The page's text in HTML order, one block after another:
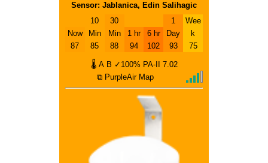
Sensor: Jablanica, Edin Salihagic
Now
87
10
Min
85
30
Min
88
1 hr
94
6 hr
102
1
Day
93
Wee
k
75
🌡 A B ✓100% PA-II
7.02
⧉ PurpleAir Map